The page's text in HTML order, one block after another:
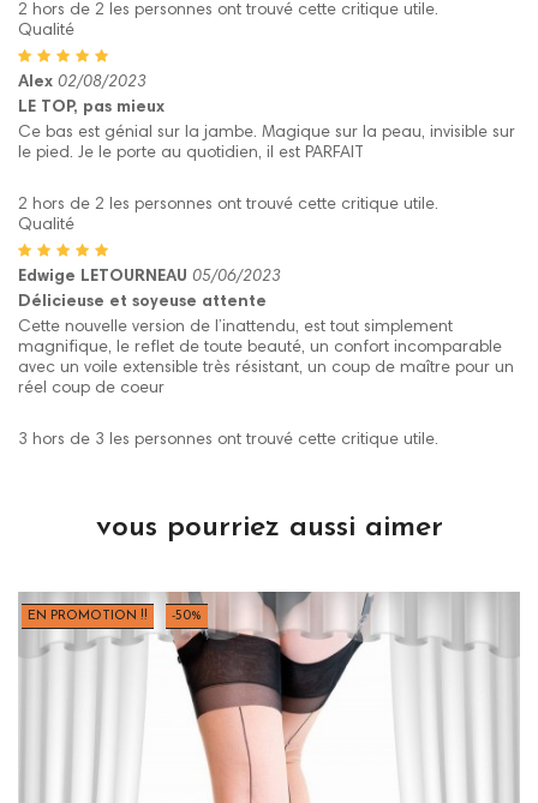
2 hors de 2 les personnes ont trouvé cette critique utile.
Qualité
Alex 02/08/2023
LE TOP, pas mieux
Ce bas est génial sur la jambe. Magique sur la peau, invisible sur
le pied. Je le porte au quotidien, il est PARFAIT
2 hors de 2 les personnes ont trouvé cette critique utile.
Qualité
Edwige LETOURNEAU 05/06/2023
Délicieuse et soyeuse attente
Cette nouvelle version de l’inattendu, est tout simplement
magnifique, le reflet de toute beauté, un confort incomparable
avec un voile extensible très résistant, un coup de maître pour un
réel coup de coeur
3 hors de 3 les personnes ont trouvé cette critique utile.
vous pourriez aussi aimer
EN PROMOTION !! -50%